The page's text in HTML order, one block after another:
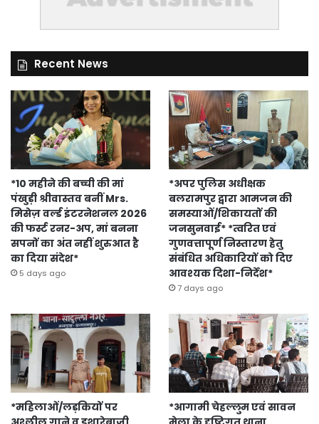
Recent News
*10 महीने की बच्ची की मां
पंखुड़ी श्रीवास्तव बनीं Mrs.
मिसेज़ वर्ल्ड इंटरनेशनल 2026
की फर्स्ट रनर-अप, मां बनना
सपनों का अंत नहीं शुरुआत है
का दिया संदेश*
5 days ago
*अपर पुलिस अधीक्षक
बलरामपुर द्वारा आमजन की
समस्याओं/शिकायतों की
जनसुनवाई* *त्वरित एवं
गुणवत्तापूर्ण निस्तारण हेतु
संबंधित अधिकारियों को दिए
आवश्यक दिशा-निर्देश*
7 days ago
*महिलाओं/लड़कियों पर
*आगामी चेहल्लुम एवं सावन